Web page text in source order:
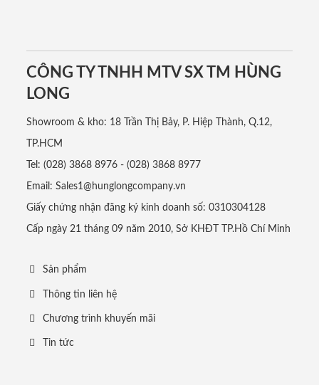
CÔNG TY TNHH MTV SX TM HÙNG
LONG
Showroom & kho: 18 Trần Thị Bảy, P. Hiệp Thành, Q.12,
TP.HCM
Tel: (028) 3868 8976 - (028) 3868 8977
Email: Sales1@hunglongcompany.vn
Giấy chứng nhận đăng ký kinh doanh số: 0310304128
Cấp ngày 21 tháng 09 năm 2010, Sở KHĐT TP.Hồ Chí Minh
Sản phẩm
Thông tin liên hệ
Chương trình khuyến mãi
Tin tức